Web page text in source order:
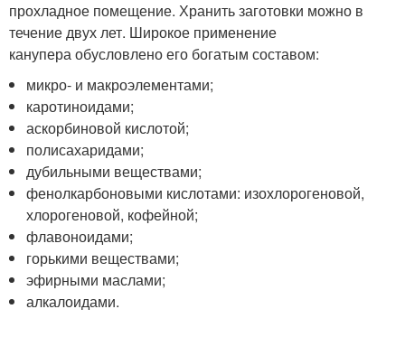
прохладное помещение. Хранить заготовки можно в
течение двух лет. Широкое применение
канупера обусловлено его богатым составом:
микро- и макроэлементами;
каротиноидами;
аскорбиновой кислотой;
полисахаридами;
дубильными веществами;
фенолкарбоновыми кислотами: изохлорогеновой,
хлорогеновой, кофейной;
флавоноидами;
горькими веществами;
эфирными маслами;
алкалоидами.